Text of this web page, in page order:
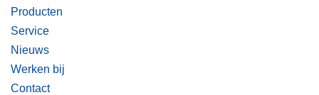
Producten
Service
Nieuws
Werken bij
Contact